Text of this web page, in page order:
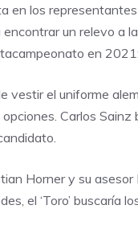
en los
un relevo a
en
vestir el uniforme
Carlos
Horner y su
el ‘Toro’ buscaría